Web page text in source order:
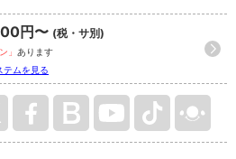
円〜 (税・サ別)
」 あります
テムを見る